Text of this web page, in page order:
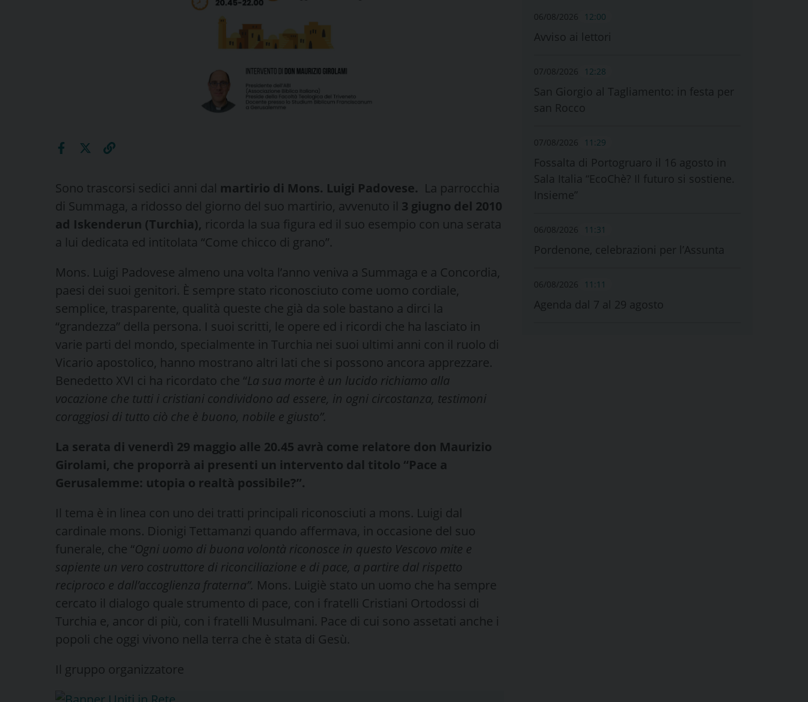
Sono trascorsi sedici anni dal martirio di Mons. Luigi Padovese. La parrocchia
di Summaga, a ridosso del giorno del suo martirio, avvenuto il 3 giugno del 2010
ad Iskenderun (Turchia), ricorda la sua figura ed il suo esempio con una serata
a lui dedicata ed intitolata “Come chicco di grano”.
Mons. Luigi Padovese almeno una volta l’anno veniva a Summaga e a Concordia,
paesi dei suoi genitori. È sempre stato riconosciuto come uomo cordiale,
semplice, trasparente, qualità queste che già da sole bastano a dirci la
“grandezza” della persona. I suoi scritti, le opere ed i ricordi che ha lasciato in
varie parti del mondo, specialmente in Turchia nei suoi ultimi anni con il ruolo di
Vicario apostolico, hanno mostrano altri lati che si possono ancora apprezzare.
Benedetto XVI ci ha ricordato che “La sua morte è un lucido richiamo alla
vocazione che tutti i cristiani condividono ad essere, in ogni circostanza, testimoni
coraggiosi di tutto ciò che è buono, nobile e giusto”.
La serata di venerdì 29 maggio alle 20.45 avrà come relatore don Maurizio
Girolami, che proporrà ai presenti un intervento dal titolo “Pace a
Gerusalemme: utopia o realtà possibile?”.
Il tema è in linea con uno dei tratti principali riconosciuti a mons. Luigi dal
cardinale mons. Dionigi Tettamanzi quando affermava, in occasione del suo
funerale, che “Ogni uomo di buona volontà riconosce in questo Vescovo mite e
sapiente un vero costruttore di riconciliazione e di pace, a partire dal rispetto
reciproco e dall’accoglienza fraterna”. Mons. Luigiè stato un uomo che ha sempre
cercato il dialogo quale strumento di pace, con i fratelli Cristiani Ortodossi di
Turchia e, ancor di più, con i fratelli Musulmani. Pace di cui sono assetati anche i
popoli che oggi vivono nella terra che è stata di Gesù.
Il gruppo organizzatore
06/08/2026 12:00
Avviso ai lettori
07/08/2026 12:28
San Giorgio al Tagliamento: in festa per
san Rocco
07/08/2026 11:29
Fossalta di Portogruaro il 16 agosto in
Sala Italia “EcoChè? Il futuro si sostiene.
Insieme”
06/08/2026 11:31
Pordenone, celebrazioni per l’Assunta
06/08/2026 11:11
Agenda dal 7 al 29 agosto